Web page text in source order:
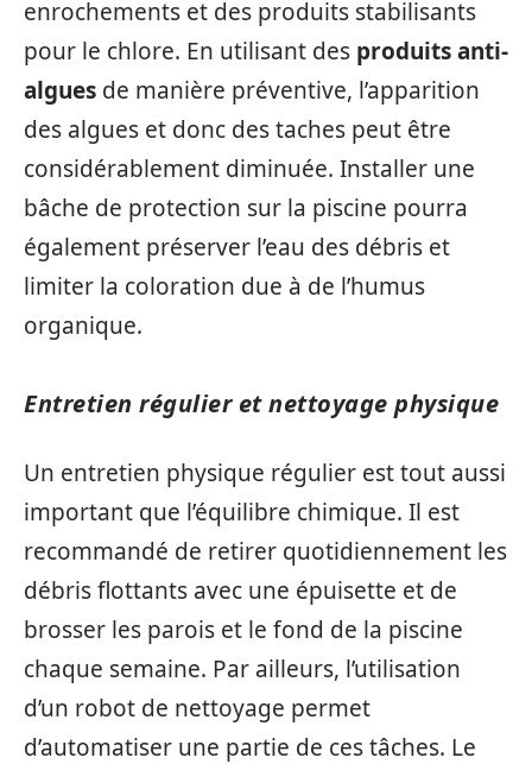
enrochements et des produits stabilisants
pour le chlore. En utilisant des produits anti-
algues de manière préventive, l’apparition
des algues et donc des taches peut être
considérablement diminuée. Installer une
bâche de protection sur la piscine pourra
également préserver l’eau des débris et
limiter la coloration due à de l’humus
organique.
Entretien régulier et nettoyage physique
Un entretien physique régulier est tout aussi
important que l’équilibre chimique. Il est
recommandé de retirer quotidiennement les
débris flottants avec une épuisette et de
brosser les parois et le fond de la piscine
chaque semaine. Par ailleurs, l’utilisation
d’un robot de nettoyage permet
d’automatiser une partie de ces tâches. Le